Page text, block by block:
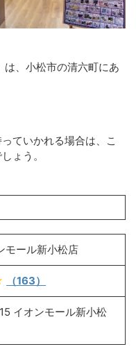
は、小松市の清六町にあ
ていかれる場合は、こ
ょう。
モール新小松店
（163）
イオンモール新小松